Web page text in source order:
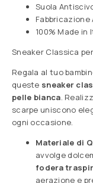
Suola
100% Made in
Sneaker Classica
Regala al tuo
queste sneaker
pelle bianca.
scarpe uniscono
ogni occasione.
Materiale di
avvolge
fodera
aerazione e